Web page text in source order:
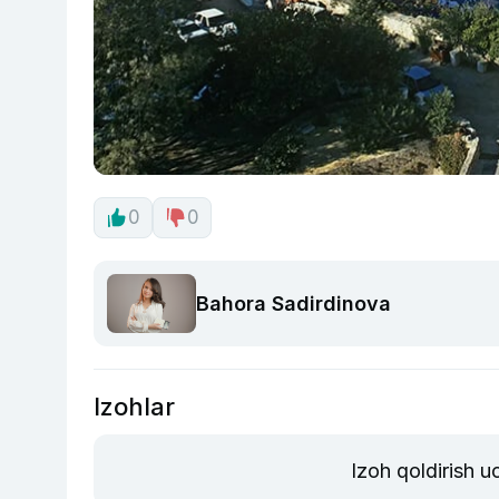
0 0
Bahora Sadirdinova
Izohlar
Izoh qoldirish